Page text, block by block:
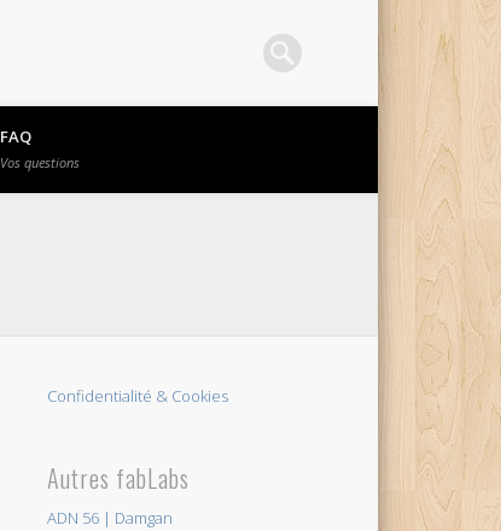
FAQ
Vos questions
Confidentialité & Cookies
Autres fabLabs
ADN 56 | Damgan